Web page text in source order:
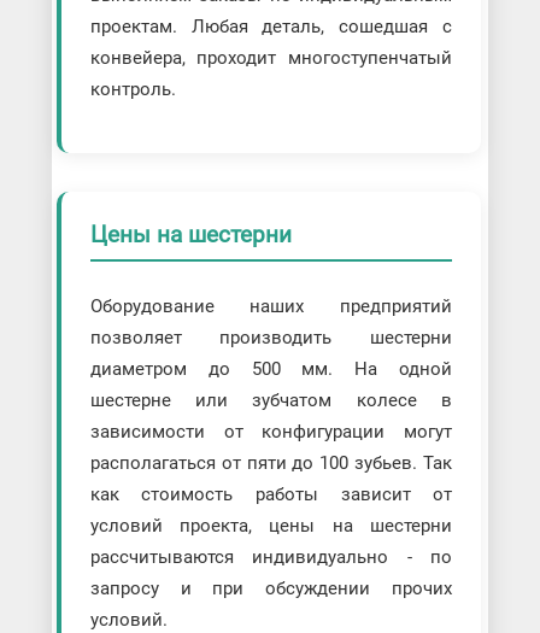
проектам. Любая деталь, сошедшая с
конвейера, проходит многоступенчатый
контроль.
Цены на шестерни
Оборудование наших предприятий
позволяет производить шестерни
диаметром до 500 мм. На одной
шестерне или зубчатом колесе в
зависимости от конфигурации могут
располагаться от пяти до 100 зубьев. Так
как стоимость работы зависит от
условий проекта, цены на шестерни
рассчитываются индивидуально - по
запросу и при обсуждении прочих
условий.